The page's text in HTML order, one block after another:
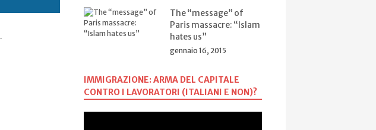
.
The “message” of
Paris massacre: “Islam
hates us”
gennaio 16, 2015
IMMIGRAZIONE: ARMA DEL CAPITALE
CONTRO I LAVORATORI (ITALIANI E NON)?